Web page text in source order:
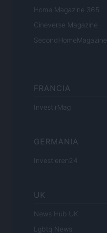
Home Magazine 365
Cineverse Magazine
SecondHomeMagazine
FRANCIA
InvestirMag
GERMANIA
Investieren24
UK
News Hub UK
Lgbtq News